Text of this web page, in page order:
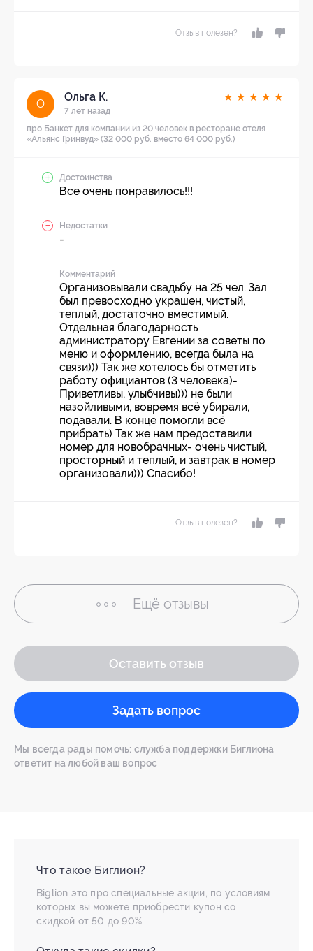
Отзыв полезен?
О
Ольга К.
7 лет назад
★ ★ ★ ★ ★
про Банкет для компании из 20 человек в ресторане отеля
«Альянс Гринвуд» (32 000 руб. вместо 64 000 руб.)
Достоинства
Все очень понравилось!!!
Недостатки
-
Комментарий
Организовывали свадьбу на 25 чел. Зал
был превосходно украшен, чистый,
теплый, достаточно вместимый.
Отдельная благодарность
администратору Евгении за советы по
меню и оформлению, всегда была на
связи))) Так же хотелось бы отметить
работу официантов (3 человека)-
Приветливы, улыбчивы))) не были
назойливыми, вовремя всё убирали,
подавали. В конце помогли всё
прибрать) Так же нам предоставили
номер для новобрачных- очень чистый,
просторный и теплый, и завтрак в номер
организовали))) Спасибо!
Отзыв полезен?
Ещё отзывы
Оставить отзыв
Задать вопрос
Мы всегда рады помочь: служба поддержки Биглиона
ответит на любой ваш вопрос
Что такое Биглион?
Biglion это про специальные акции, по условиям
которых вы можете приобрести купон со
скидкой от 50 до 90%